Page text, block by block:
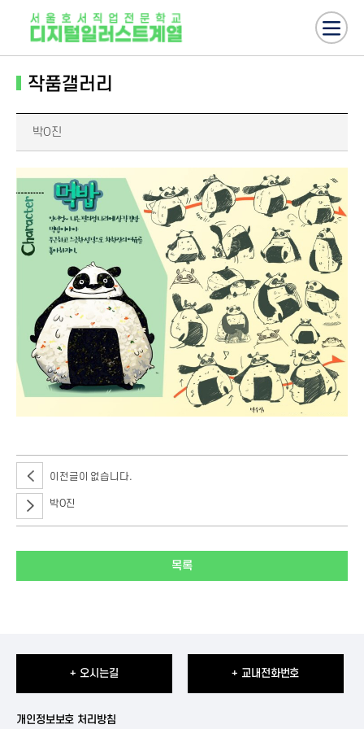
작품갤러리
박O진
이전글이 없습니다.
박O진
목록
+ 오시는길 + 교내전화번호
개인정보보호 처리방침